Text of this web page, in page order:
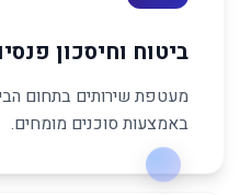
ביטוח וחיסכון
מעטפת שירותים בתחום
באמצעות סוכנים מומחים.